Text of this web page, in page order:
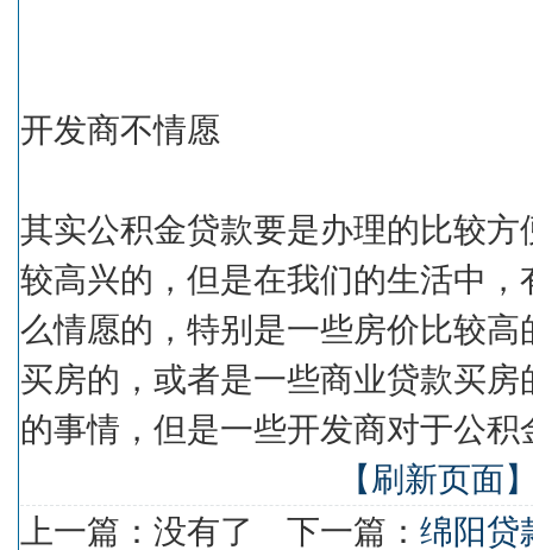
开发商不情愿
其实公积金贷款要是办理的比较
较高兴的，但是在我们的生活中
么情愿的，特别是一些房价比较
买房的，或者是一些商业贷款买
的事情，但是一些开发商对于公
【刷新页面
上一篇：没有了 下一篇： 绵阳贷